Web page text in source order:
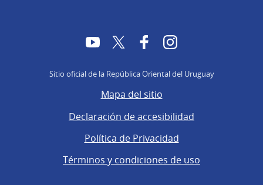
YouTubeTwitter FacebookInstagram
Sitio oficial de la República Oriental del Uruguay
Mapa del sitio
Declaración de accesibilidad
Política de Privacidad
Términos y condiciones de uso